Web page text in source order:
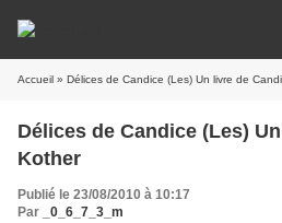
Accueil » Délices de Candice (Les) Un livre de
Délices de Candice (Les)
Kother
Publié le 23/08/2010 à 10:17
Par
_0_6_7_3_m